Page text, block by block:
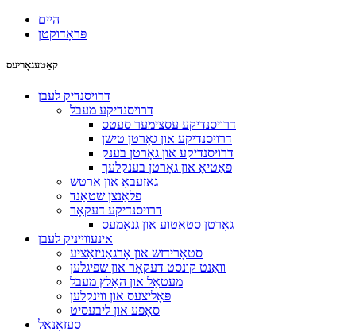
היים
פּראָדוקטן
קאַטעגאָריעס
דרויסנדיק לעבן
דרויסנדיקע מעבל
דרויסנדיקע עסצימער סעטס
דרויסנדיקע און גאָרטן טישן
דרויסנדיקע און גאָרטן בענק
פּאַטיאָ און גאָרטן בענקלעך
גאַזעבאָ און אַרטש
פלאַנצן שטאַנד
דרויסנדיקע דעקאָר
גאָרטן סטאַטוע און גנאָמעס
אינעווייניק לעבן
סטאָרידזש און אָרגאַניזאַציע
וואַנט קונסט דעקאָר און שפּיגלען
מעטאַל און האָלץ מעבל
פּאָליצעס און ווינקלען
סאָפע און ליבעסיט
סעזאָנאַל